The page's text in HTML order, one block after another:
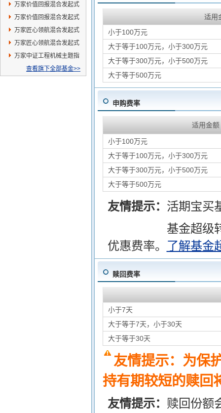
万家价值回报混合发起式
A
万家价值回报混合发起式
C
万家匠心领航混合发起式
A
万家匠心领航混合发起式
C
万家中证工程机械主题指
数发起式C
查看旗下全部基金>>
适用
小于100万元
大于等于100万元，小于300万元
大于等于300万元，小于500万元
大于等于500万元
申购费率
适用金额
小于100万元
大于等于100万元，小于300万元
大于等于300万元，小于500万元
大于等于500万元
友情提示： 活期宝买
基金超级
优惠费率。 了解基金
赎回费率
小于7天
大于等于7天，小于30天
大于等于30天
友情提示：为保
持有期较短的赎回
友情提示： 赎回份额